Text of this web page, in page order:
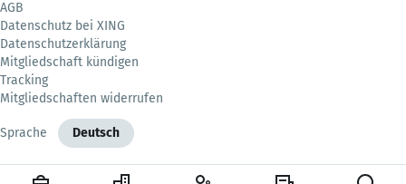
AGB
Datenschutz bei XING
Datenschutzerklärung
Mitgliedschaft kündigen
Tracking
Mitgliedschaften widerrufen
Sprache Deutsch